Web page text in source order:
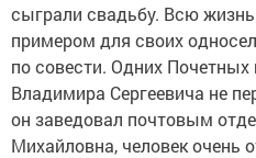
сыграли свадьбу. Всю
примером для своих
по совести. Одних Почетных
Владимира Сергеевича не
он заведовал почтовым
Михайловна, человек очень